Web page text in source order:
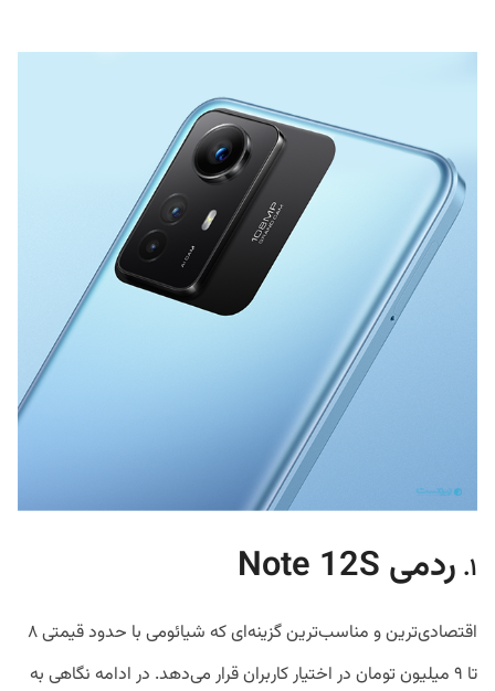
۱. ردمی Note 12S
اقتصادی‌ترین و مناسب‌ترین گزینه‌ای که شیائومی با حدود قیمتی ۸
تا ۹ میلیون تومان در اختیار کاربران قرار می‌دهد. در ادامه نگاهی به